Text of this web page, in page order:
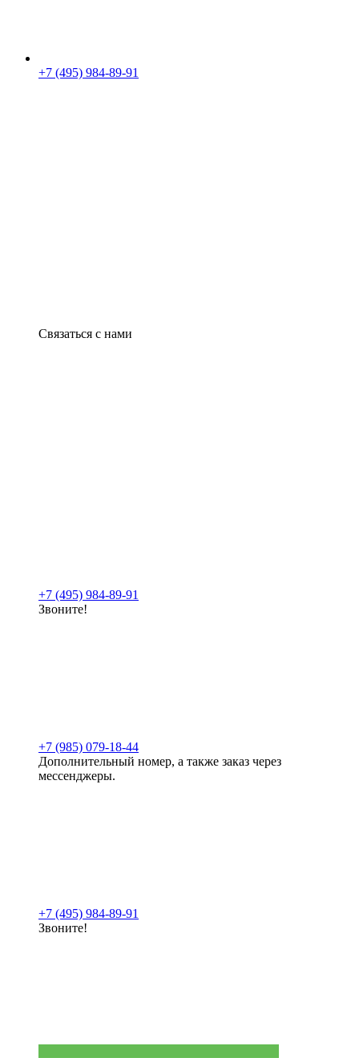
+7 (495) 984-89-91
Связаться с нами
+7 (495) 984-89-91
Звоните!
+7 (985) 079-18-44
Дополнительный номер, а также заказ через
мессенджеры.
+7 (495) 984-89-91
Звоните!